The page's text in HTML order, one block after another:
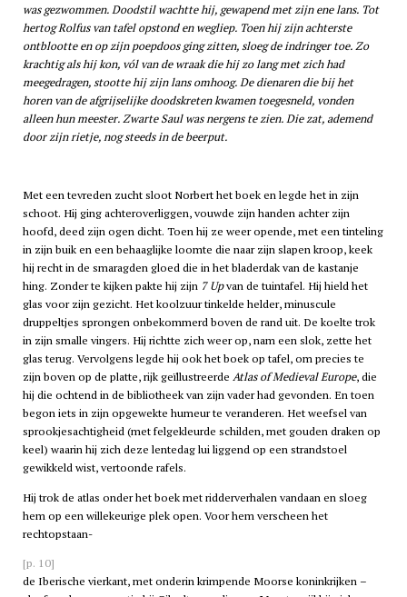
was gezwommen. Doodstil wachtte hij, gewapend met zijn ene lans. Tot
hertog Rolfus van tafel opstond en wegliep. Toen hij zijn achterste
ontblootte en op zijn poepdoos ging zitten, sloeg de indringer toe. Zo
krachtig als hij kon, vól van de wraak die hij zo lang met zich had
meegedragen, stootte hij zijn lans omhoog. De dienaren die bij het
horen van de afgrijselijke doodskreten kwamen toegesneld, vonden
alleen hun meester. Zwarte Saul was nergens te zien. Die zat, ademend
door zijn rietje, nog steeds in de beerput.
Met een tevreden zucht sloot Norbert het boek en legde het in zijn
schoot. Hij ging achteroverliggen, vouwde zijn handen achter zijn
hoofd, deed zijn ogen dicht. Toen hij ze weer opende, met een tinteling
in zijn buik en een behaaglijke loomte die naar zijn slapen kroop, keek
hij recht in de smaragden gloed die in het bladerdak van de kastanje
hing. Zonder te kijken pakte hij zijn 7 Upvan de tuintafel. Hij hield het
glas voor zijn gezicht. Het koolzuur tinkelde helder, minuscule
druppeltjes sprongen onbekommerd boven de rand uit. De koelte trok
in zijn smalle vingers. Hij richtte zich weer op, nam een slok, zette het
glas terug. Vervolgens legde hij ook het boek op tafel, om precies te
zijn boven op de platte, rijk geïllustreerde Atlas of Medieval Europe, die
hij die ochtend in de bibliotheek van zijn vader had gevonden. En toen
begon iets in zijn opgewekte humeur te veranderen. Het weefsel van
sprookjesachtigheid (met felgekleurde schilden, met gouden draken op
keel) waarin hij zich deze lentedag lui liggend op een strandstoel
gewikkeld wist, vertoonde rafels.
Hij trok de atlas onder het boek met ridderverhalen vandaan en sloeg
hem op een willekeurige plek open. Voor hem verscheen het
rechtopstaan-
[p. 10]
de Iberische vierkant, met onderin krimpende Moorse koninkrijken –